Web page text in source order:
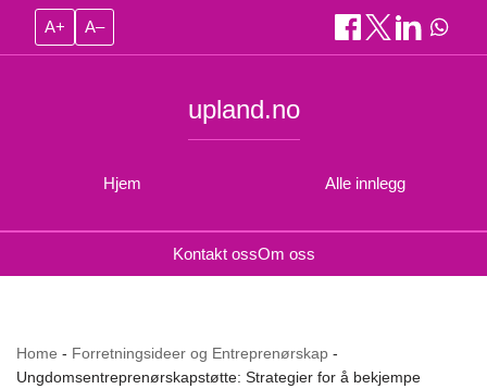
A+ A–
Hjem
upland.no
Alle innlegg
Kontakt ossOm oss
Home - Forretningsideer og Entreprenørskap -
Ungdomsentreprenørskapstøtte: Strategier for å bekjempe